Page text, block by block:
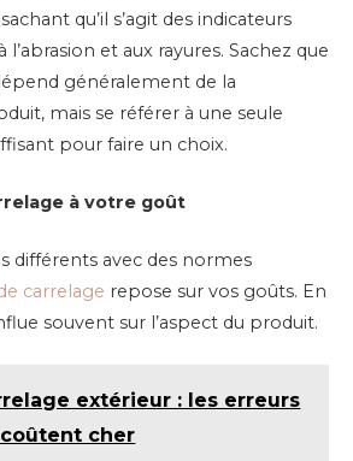
qu’il s’agit des indicateurs
l’abrasion et aux rayures. Sachez que
généralement de la
mais se référer à une seule
pour faire un choix.
à votre goût
différents avec des normes
carrelage repose sur vos goûts. En
souvent sur l’aspect du produit.
extérieur : les erreurs
cher